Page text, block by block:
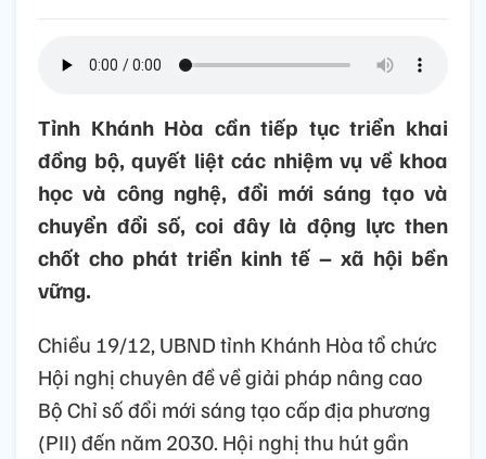
Tỉnh Khánh Hòa cần tiếp tục triển khai
đồng bộ, quyết liệt các nhiệm vụ về khoa
học và công nghệ, đổi mới sáng tạo và
chuyển đổi số, coi đây là động lực then
chốt cho phát triển kinh tế – xã hội bền
vững.
Chiều 19/12, UBND tỉnh Khánh Hòa tổ chức
Hội nghị chuyên đề về giải pháp nâng cao
Bộ Chỉ số đổi mới sáng tạo cấp địa phương
(PII) đến năm 2030. Hội nghị thu hút gần